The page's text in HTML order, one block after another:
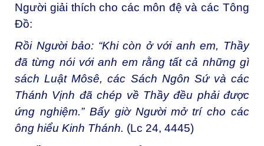
Người giải thích cho các môn đệ và các Tông
Đồ:
Rồi Người bảo: “Khi còn ở với anh em, Thầy
đã từng nói với anh em rằng tất cả những gì
sách Luật Môsê, các Sách Ngôn Sứ và các
Thánh Vịnh đã chép về Thầy đều phải được
ứng nghiệm.” Bấy giờ Người mở trí cho các
ông hiểu Kinh Thánh. (Lc 24, 4445)